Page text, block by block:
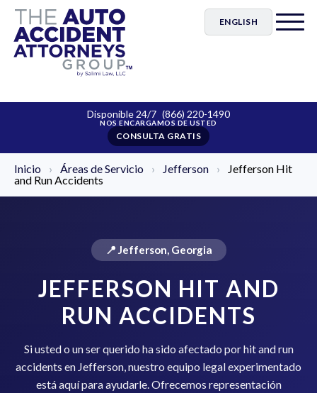
ENGLISH
Disponible 24/7 (866) 220-1490
CONSULTA GRATIS
Inicio › Áreas de Servicio › Jefferson ›
Jefferson Hit
and Run Accidents
📍 Jefferson, Georgia
JEFFERSON HIT AND
RUN ACCIDENTS
Si usted o un ser querido ha sido afectado por hit and run
accidents en Jefferson, nuestro equipo legal experimentado
está aquí para ayudarle. Ofrecemos representación